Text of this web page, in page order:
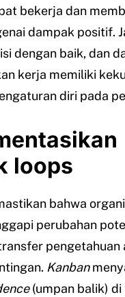
bekerja dan
dampak positif.
dengan baik, dan
kerja memiliki
diri pada
loops
bahwa
perubahan
pengetahuan
Kanban
(umpan balik)